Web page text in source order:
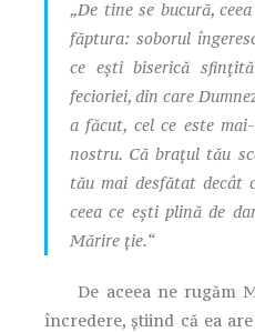
„De tine se bucură,
făptura: soborul
ce eşti biserică
fecioriei, din care
a făcut, cel ce este
nostru. Că braţul tău
tău mai desfătat decât
ceea ce eşti plină de
Mărire ţie.“
De aceea ne rugăm
încredere, ştiind că ea